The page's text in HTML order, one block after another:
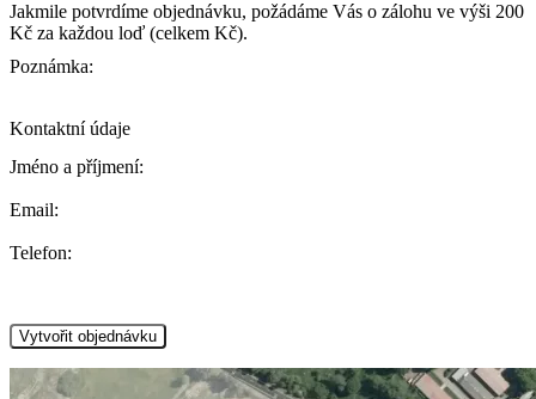
Jakmile potvrdíme objednávku, požádáme Vás o zálohu ve výši 200
Kč za každou loď (celkem Kč).
Poznámka:
Kontaktní údaje
Jméno a příjmení:
Email:
Telefon: